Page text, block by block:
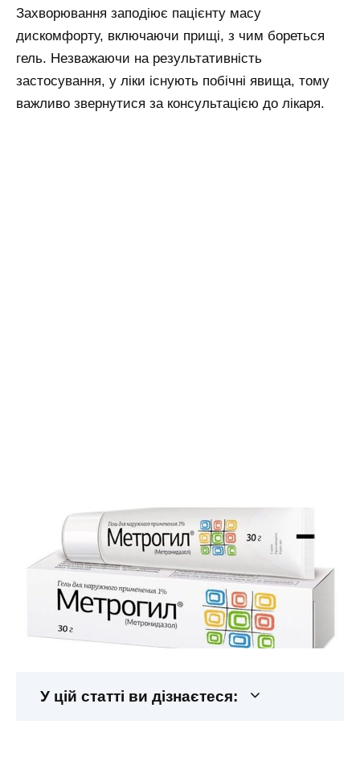
Захворювання заподіює пацієнту масу
дискомфорту, включаючи прищі, з чим бореться
гель. Незважаючи на результативність
застосування, у ліки існують побічні явища, тому
важливо звернутися за консультацією до лікаря.
У цій статті ви дізнаєтеся: